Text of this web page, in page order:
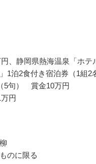
静岡県熱海温泉「ホテ
1泊2食付き宿泊券（1組2
5句） 賞金10万円
円
のに限る